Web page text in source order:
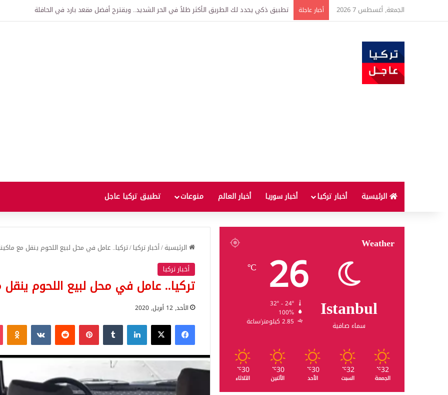
الجمعة, أغسطس 7 2026 أخبار عاجلة تركيا وسوريا توقعان اتفاقية لإنشاء “الجامعة السورية التركية” في دمشق.. منح دراسية واعتراف بالشهادات
الرئيسية أخبار تركيا أخبار سوريا أخبار العالم منوعات تطبيق تركيا عاجل
الرئيسية/أخبار تركيا/تركيا.. عامل في محل لبيع اللحوم ينقل مع
أخبار تركيا
تركيا.. عامل في محل لبيع اللحوم
الأحد, 12 أبريل, 2020
فيسبوك‫X لينكدإن بينتيريست
Weather
Istanbul
سماء صافية
26
℃
100%
2.85 كيلومتر/ساعة
32
℃
الجمعة
32
℃
السبت
30
℃
الأحد
30
℃
الأثنين
30
℃
الثلاثاء